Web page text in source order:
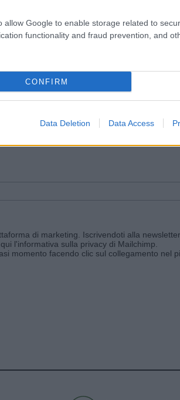
allow Google to enable storage related to
functionality and fraud prevention, and
CONFIRM
Data Deletion Data Access
Invia un Comunicato Stampa|
e ricevi le nostre email periodiche contenenti
di marketing. Iscrivendoti alla
l'informativa sulla privacy di Mailchimp
momento facendo clic sul collegamento nel